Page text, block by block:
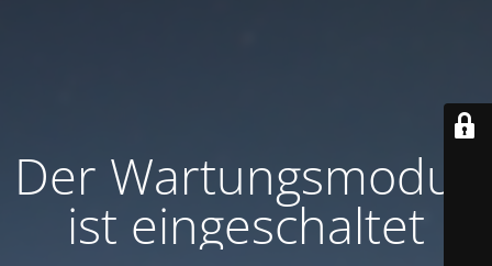
Der Wartungsmodus
ist eingeschaltet